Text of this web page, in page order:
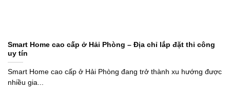
Smart Home cao cấp ở Hải Phòng – Địa chỉ lắp đặt thi công
uy tín
Smart Home cao cấp ở Hải Phòng đang trở thành xu hướng được
nhiều gia...